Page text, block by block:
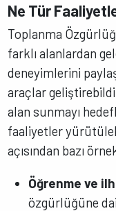
Ne Tür
Toplanma
farklı alanlardan
deneyimlerini
araçlar
alan sunmayı
faaliyetler
açısından bazı
Öğrenme ve
özgürlüğüne